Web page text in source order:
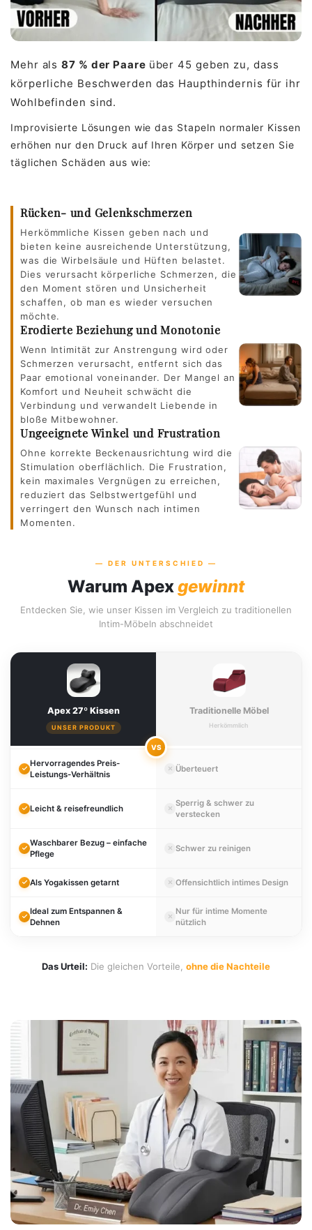
Mehr als87 % der Paare über 45 geben zu, dass
körperliche Beschwerden das Haupthindernis für ihr
Wohlbefinden sind.
Improvisierte Lösungen wie das Stapeln normaler Kissen
erhöhen nur den Druck auf Ihren Körper und setzen Sie
täglichen Schäden aus wie:
Rücken- und Gelenkschmerzen
Herkömmliche Kissen geben nach und
bieten keine ausreichende Unterstützung,
was die Wirbelsäule und Hüften belastet.
Dies verursacht körperliche Schmerzen, die
den Moment stören und Unsicherheit
schaffen, ob man es wieder versuchen
möchte.
Erodierte Beziehung und Monotonie
Wenn Intimität zur Anstrengung wird oder
Schmerzen verursacht, entfernt sich das
Paar emotional voneinander. Der Mangel an
Komfort und Neuheit schwächt die
Verbindung und verwandelt Liebende in
bloße Mitbewohner.
Ungeeignete Winkel und Frustration
Ohne korrekte Beckenausrichtung wird die
Stimulation oberflächlich. Die Frustration,
kein maximales Vergnügen zu erreichen,
reduziert das Selbstwertgefühl und
verringert den Wunsch nach intimen
Momenten.
— DER UNTERSCHIED —
Warum Apexgewinnt
Entdecken Sie, wie unser Kissen im Vergleich zu traditionellen
Intim-Möbeln abschneidet
Apex 27º Kissen
UNSER PRODUKT
Traditionelle Möbel
Herkömmlich
VS
Hervorragendes Preis-
Leistungs-Verhältnis
Überteuert
Leicht & reisefreundlich
Sperrig & schwer zu
verstecken
Waschbarer Bezug – einfache
Pflege
Schwer zu reinigen
Als Yogakissen getarnt Offensichtlich intimes Design
Ideal zum Entspannen &
Dehnen
Nur für intime Momente
nützlich
Das Urteil: Die gleichen Vorteile, ohne die Nachteile